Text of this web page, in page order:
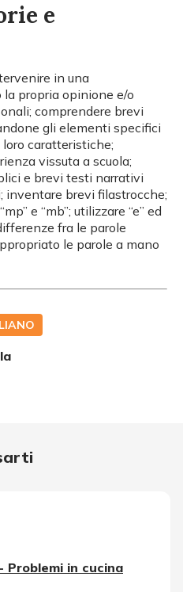
e
in una
propria opinione e/o
comprendere brevi
gli elementi specifici
caratteristiche;
vissuta a scuola;
e brevi testi narrativi
inventare brevi filastrocche;
e “mb”; utilizzare “e” ed
fra le parole
le parole a mano
in cucina